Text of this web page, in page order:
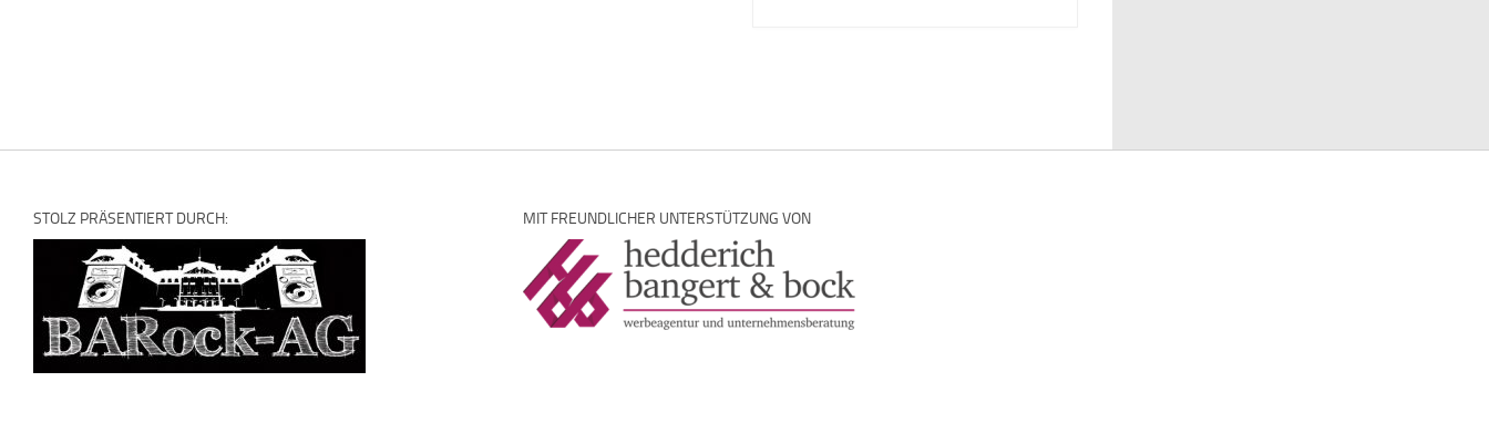
STOLZ PRÄSENTIERT DURCH: MIT FREUNDLICHER UNTERSTÜTZUNG VON